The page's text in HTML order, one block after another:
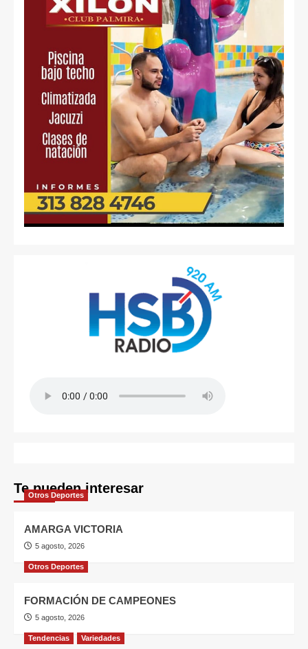
Te pueden interesar
Otros Deportes
AMARGA VICTORIA
5 agosto, 2026
Otros Deportes
FORMACIÓN DE CAMPEONES
5 agosto, 2026
Tendencias Variedades